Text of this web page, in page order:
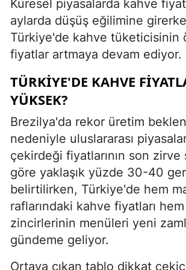
Küresel piyasalarda kahve
aylarda düşüş eğilimine
Türkiye'de kahve tüketicisinin
fiyatlar artmaya devam ediyor.
TÜRKİYE'DE KAHVE
YÜKSEK?
Brezilya'da rekor üretim
nedeniyle uluslararası
çekirdeği fiyatlarının son
göre yaklaşık yüzde 30-40
belirtilirken, Türkiye'de hem
raflarındaki kahve fiyatları
zincirlerinin menüleri yeni
gündeme geliyor.
Ortaya çıkan tablo dikkat